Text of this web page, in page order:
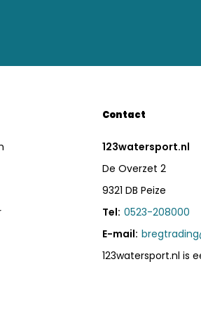
Contact
123watersport.nl
De Overzet 2
9321 DB Peize
Tel: 0523-208000
E-mail:
123watersport.nl is